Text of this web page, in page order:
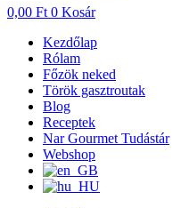
0,00 Ft 0 Kosár
Kezdőlap
Rólam
Főzök neked
Török gasztroutak
Blog
Receptek
Nar Gourmet Tudástár
Webshop